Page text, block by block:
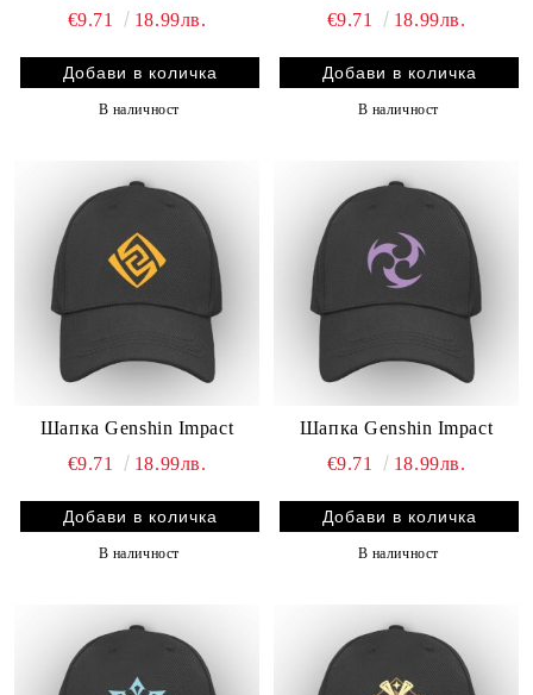
€9.71
18.99лв.
В наличност
€9.71
18.99лв.
В наличност
Шапка Genshin Impact
€9.71
18.99лв.
В наличност
Шапка Genshin Impact
€9.71
18.99лв.
В наличност